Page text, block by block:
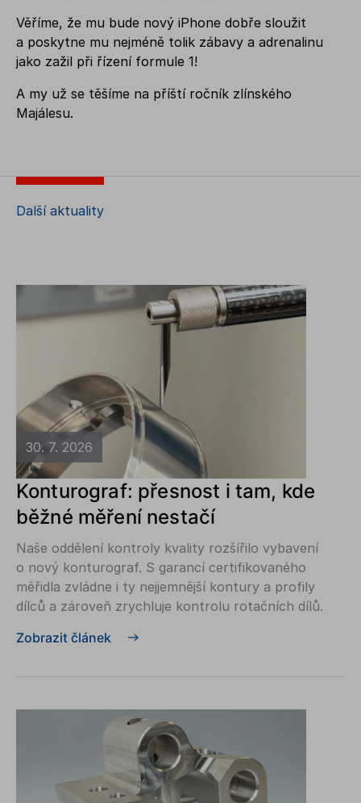
Věříme, že mu bude nový iPhone dobře sloužit
a poskytne mu nejméně tolik zábavy a adrenalinu
jako zažil při řízení formule 1!
A my už se těšíme na příští ročník zlínského
Majálesu.
Další aktuality
30. 7. 2026
Konturograf: přesnost i tam, kde
běžné měření nestačí
Naše oddělení kontroly kvality rozšířilo vybavení
o nový konturograf. S garancí certifikovaného
měřidla zvládne i ty nejjemnější kontury a profily
dílců a zároveň zrychluje kontrolu rotačních dílů.
Zobrazit článek